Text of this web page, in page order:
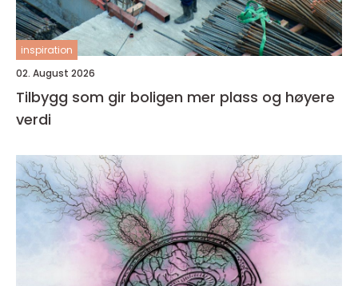
inspiration
02. August 2026
Tilbygg som gir boligen mer plass og høyere
verdi